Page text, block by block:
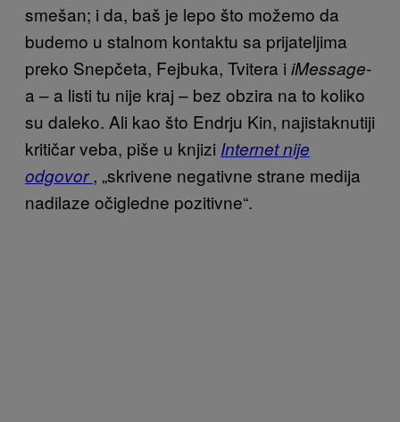
smešan; i da, baš je lepo što možemo da
budemo u stalnom kontaktu sa prijateljima
preko Snepčeta, Fejbuka, Tvitera i iMessage-
a – a listi tu nije kraj – bez obzira na to koliko
su daleko. Ali kao što Endrju Kin, najistaknutiji
kritičar veba, piše u knjizi Internet nije
odgovor, „skrivene negativne strane medija
nadilaze očigledne pozitivne“.